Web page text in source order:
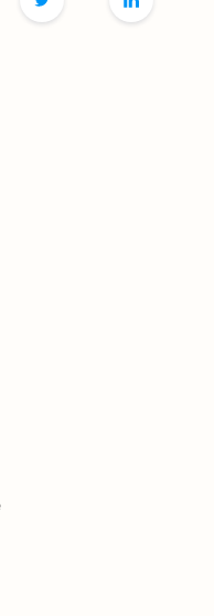
üzletek számára